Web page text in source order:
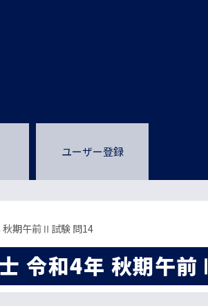
ユーザー登録
秋期午前Ⅱ試験 問14
令和4年 秋期午